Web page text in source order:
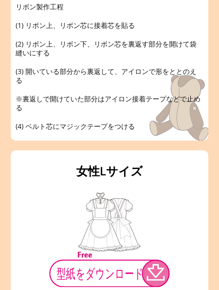
リボン製作工程
(1) リボン上、リボン芯に接着芯を貼る
(2) リボン上、リボン下、リボン芯を裏返す部分を開けて袋
縫いにする
(3) 開いている部分から裏返して、アイロンで形をととのえ
る
※裏返しで開けていた部分はアイロン接着テープなどで止め
る
(4) ベルト芯にマジックテープをつける
女性Lサイズ